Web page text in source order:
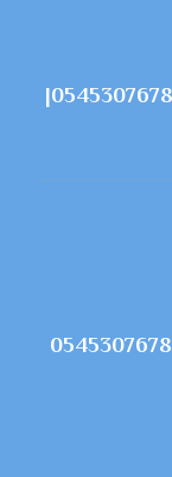
شركة مكافحة الحمام في العين |0545307678|